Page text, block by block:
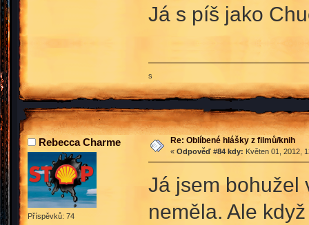
Já s píš jako
s
Rebecca Charme
Příspěvků: 74
Re: Oblíbené hlášky z filmů/knih
« Odpověď #84 kdy: Květen 01, 2012,
Já jsem bohužel
neměla. Ale